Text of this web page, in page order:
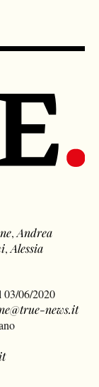
,Andrea
,Alessia
03/06/2020
news.it